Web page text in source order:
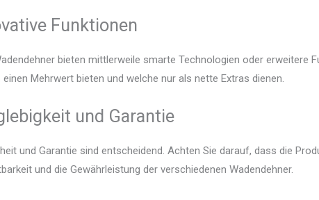
Funktionen
bieten mittlerweile smarte Technologien oder erweitere
einen Mehrwert bieten und welche nur als nette Extras dienen.
und Garantie
und Garantie sind entscheidend. Achten Sie darauf, dass die
und die Gewährleistung der verschiedenen Wadendehner.